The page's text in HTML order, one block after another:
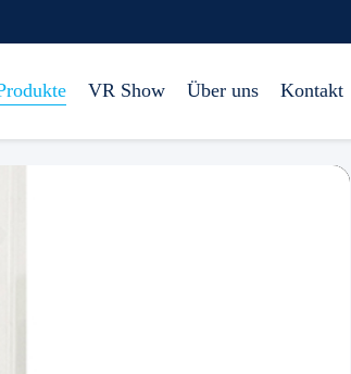
VR Show Über uns Kontakt